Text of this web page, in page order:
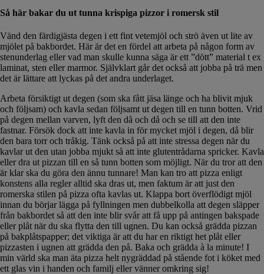
Så här bakar du ut tunna krispiga pizzor i romersk stil
Vänd den färdigjästa degen i ett fint vetemjöl och strö även ut lite av
mjölet på bakbordet. Här är det en fördel att arbeta på någon form av
stenunderlag eller vad man skulle kunna säga är ett ”dött” material t ex
laminat, sten eller marmor. Självklart går det också att jobba på trä men
det är lättare att lyckas på det andra underlaget.
Arbeta försiktigt ut degen (som ska fått jäsa länge och ha blivit mjuk
och följsam) och kavla sedan följsamt ut degen till en tunn botten. Vrid
på degen mellan varven, lyft den då och då och se till att den inte
fastnar. Försök dock att inte kavla in för mycket mjöl i degen, då blir
den bara torr och tråkig. Tänk också på att inte stressa degen när du
kavlar ut den utan jobba mjukt så att inte glutentrådarna spricker. Kavla
eller dra ut pizzan till en så tunn botten som möjligt. När du tror att den
är klar ska du göra den ännu tunnare! Man kan tro att pizza enligt
konstens alla regler alltid ska dras ut, men faktum är att just den
romerska stilen på pizza ofta kavlas ut. Klappa bort överflödigt mjöl
innan du börjar lägga på fyllningen men dubbelkolla att degen släpper
från bakbordet så att den inte blir svår att få upp på antingen bakspade
eller plåt när du ska flytta den till ugnen. Du kan också grädda pizzan
på bakplåtspapper; det viktiga är att du har en riktigt het plåt eller
pizzasten i ugnen att grädda den på. Baka och grädda à la minute! I
min värld ska man äta pizza helt nygräddad på stående fot i köket med
ett glas vin i handen och familj eller vänner omkring sig!